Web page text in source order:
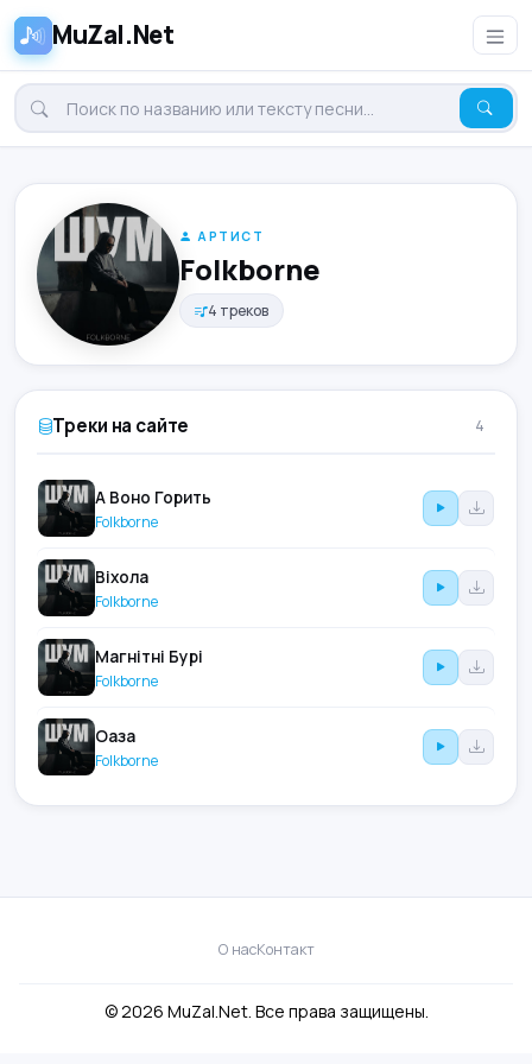
MuZal.Net
АРТИСТ
Folkborne
4 треков
Треки на сайте 4
А Воно Горить
Folkborne
Віхола
Folkborne
Магнітні Бурі
Folkborne
Оаза
Folkborne
О насКонтакт
© 2026 MuZal.Net. Все права защищены.